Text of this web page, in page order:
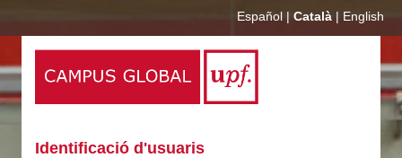
Español | Català | English
Identificació d'usuaris